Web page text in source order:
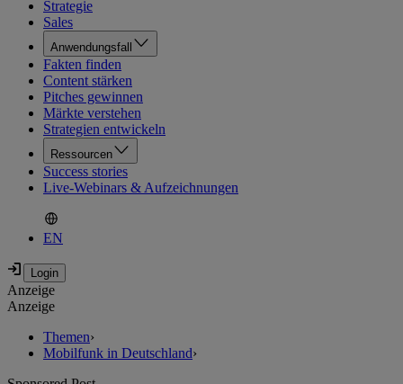
Strategie
Sales
Anwendungsfall
Fakten finden
Content stärken
Pitches gewinnen
Märkte verstehen
Strategien entwickeln
Ressourcen
Success stories
Live-Webinars & Aufzeichnungen
EN
Anzeige
Anzeige
Themen›
Mobilfunk in Deutschland›